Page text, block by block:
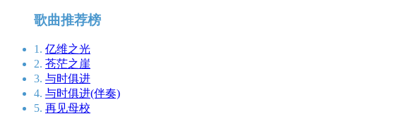
歌曲推荐榜
1. 亿维之光
2. 苍茫之崖
3. 与时俱进
4. 与时俱进(伴奏)
5. 再见母校